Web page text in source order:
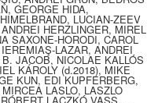
GEORGE HIDA,
LUCIAN-ZEEV
HERZLINGER, MIREL
SAXONE-HORODI, CAROL
LAZAR, ANDREI
JACOB, NICOLAE KALLÓS
KÁROLY (d.2018), MIKE
KUN, EDI KUPFERBERG,
LASLO, LASZLO